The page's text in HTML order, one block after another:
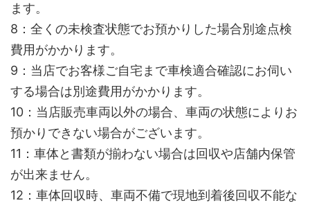
ます。
8：全くの未検査状態でお預かりした場合別途点検
費用がかかります。
9：当店でお客様ご自宅まで車検適合確認にお伺い
する場合は別途費用がかかります。
10：当店販売車両以外の場合、車両の状態によりお
預かりできない場合がございます。
11：車体と書類が揃わない場合は回収や店舗内保管
が出来ません。
12：車体回収時、車両不備で現地到着後回収不能な